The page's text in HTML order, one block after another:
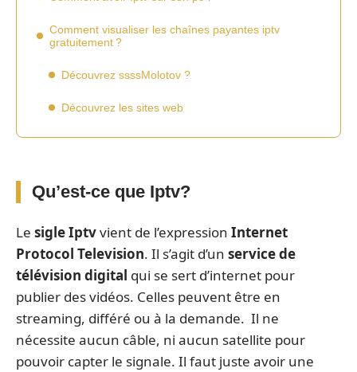
Comment visualiser les chaînes payantes iptv
gratuitement ?
Découvrez ssssMolotov ?
Découvrez les sites web
Qu’est-ce que Iptv?
Le sigle Iptvvient de l’expression Internet
Protocol Television. Il s’agit d’un service de
télévision digital qui se sert d’internet pour
publier des vidéos. Celles peuvent être en
streaming, différé ou à la demande. Il ne
nécessite aucun câble, ni aucun satellite pour
pouvoir capter le signale. Il faut juste avoir une